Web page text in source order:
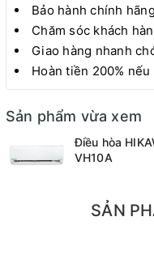
Bảo hành chính
Chăm sóc khách
Giao hàng nhanh
Hoàn tiền 200%
Sản phẩm vừa xem
Điều hòa
VH10A
SẢN